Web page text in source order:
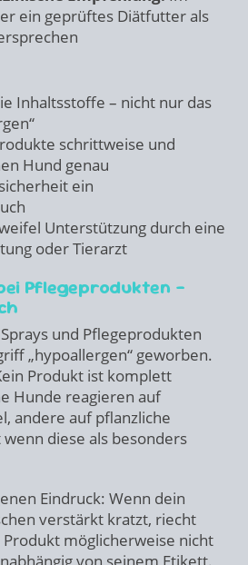
ein geprüftes Diätfutter als
Inhaltsstoffe – nicht nur das
schrittweise und
Hund genau
ein
Unterstützung durch eine
oder Tierarzt
Pflegeprodukten –
und Pflegeprodukten
„hypoallergen“ geworben.
Produkt ist komplett
Hunde reagieren auf
andere auf pflanzliche
diese als besonders
Eindruck: Wenn dein
verstärkt kratzt, riecht
möglicherweise nicht